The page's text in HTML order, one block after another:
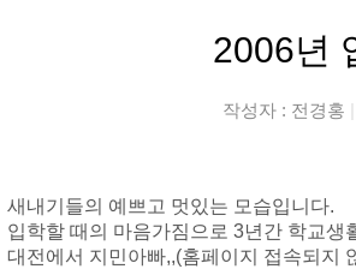
2006년
작성자 : 전경홍
새내기들의 예쁘고 멋있는 모습입니다.
입학할 때의 마음가짐으로 3년간 학교생
대전에서 지민아빠,,(홈페이지 접속되지